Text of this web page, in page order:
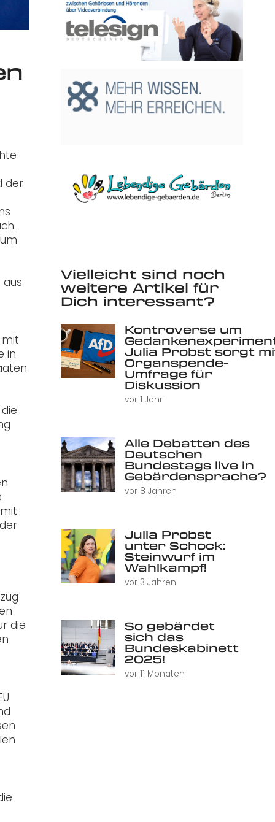
der
in
die
Vielleicht sind noch
weitere Artikel für
Dich interessant?
Kontroverse um
Julia Probst sorgt
Organspende-
Umfrage für
Diskussion
vor 1 Jahr
Alle Debatten des
Deutschen
Bundestags live in
Gebärdensprache?
vor 8 Jahren
Julia Probst
unter Schock:
Steinwurf im
Wahlkampf!
vor 3 Jahren
So gebärdet
sich das
Bundeskabinett
2025!
vor 11 Monaten